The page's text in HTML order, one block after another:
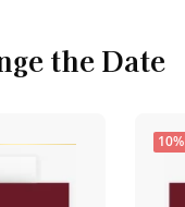
the Date
10%